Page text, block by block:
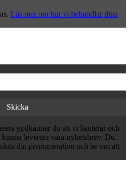
Läs mer om hur vi behandlar dina
godkänner du att vi hanterar och
leverera våra nyhetsbrev. Du
din prenumeration och be om att